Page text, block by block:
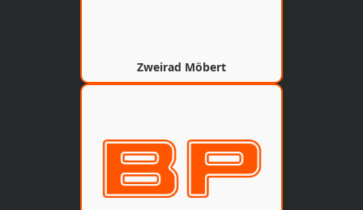
Zweirad Möbert